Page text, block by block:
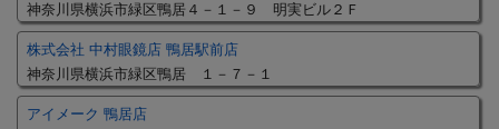
神奈川県横浜市緑区鴨居４－１－９ 明実ビル２Ｆ
株式会社 中村眼鏡店 鴨居駅前店
神奈川県横浜市緑区鴨居 １－７－１
アイメーク 鴨居店